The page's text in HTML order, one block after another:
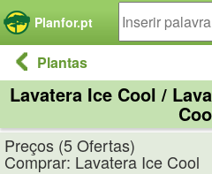
Planfor.pt
Plantas
Lavatera Ice Cool /
Preços (5 Ofertas)
Comprar: Lavatera Ice Cool
Painel de Gerenciamento de Cookies